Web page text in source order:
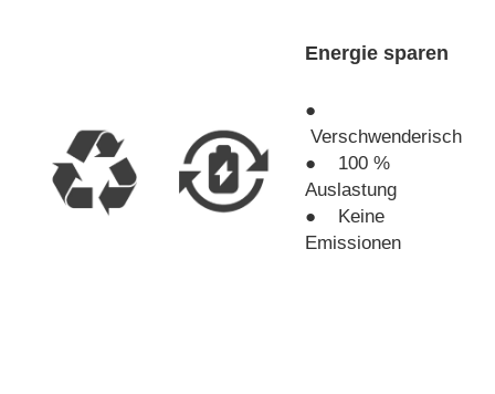
Energie sparen
●
Verschwenderisch
● 100 %
Auslastung
● Keine
Emissionen